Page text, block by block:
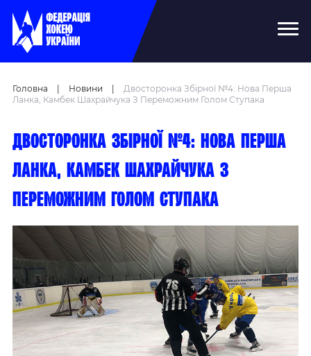
Головна Новини
Двосторонка Збірної №4: Нова Перша
Ланка, Камбек Шахрайчука З Переможним Голом Ступака
Двосторонка збірної №4: нова перша
ланка, камбек Шахрайчука з
переможним голом Ступака